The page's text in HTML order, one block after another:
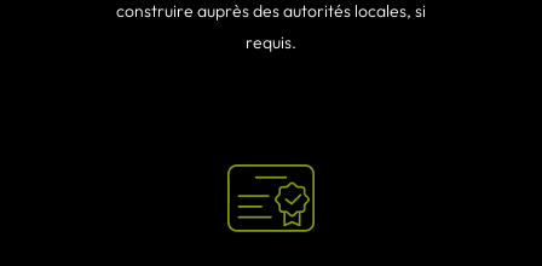
construire auprès des autorités locales, si
requis.